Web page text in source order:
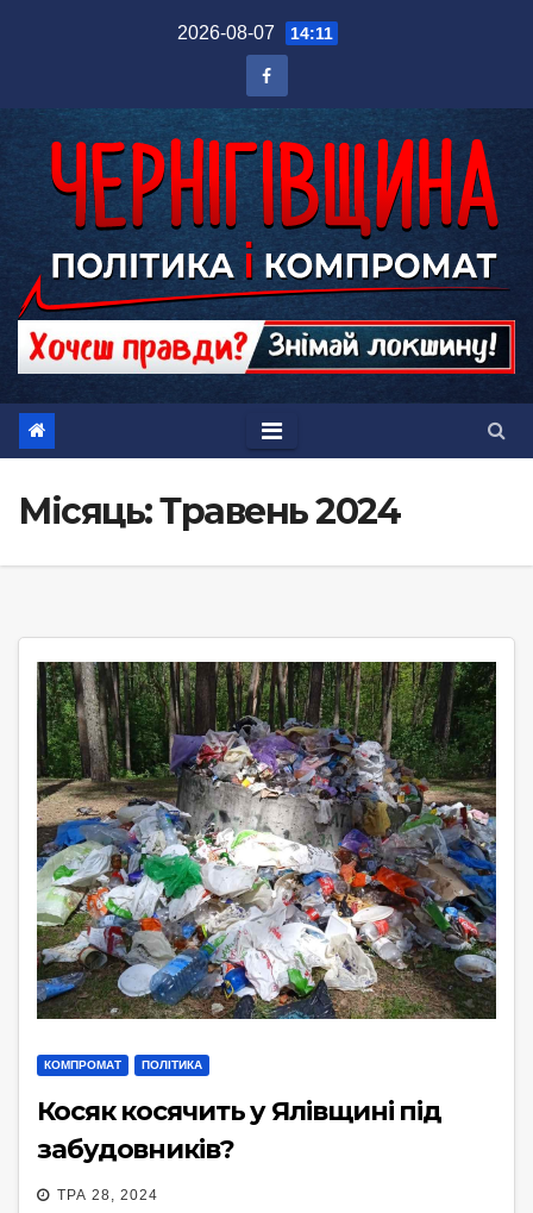
2026-08-07 14:11
Місяць:Травень 2024
КОМПРОМАТ ПОЛІТИКА
Косяк косячить у Ялівщині під
забудовників?
ТРА 28, 2024